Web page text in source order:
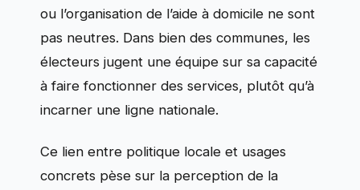
ou l’organisation de l’aide à domicile ne sont
pas neutres. Dans bien des communes, les
électeurs jugent une équipe sur sa capacité
à faire fonctionner des services, plutôt qu’à
incarner une ligne nationale.
Ce lien entre politique locale et usages
concrets pèse sur la perception de la